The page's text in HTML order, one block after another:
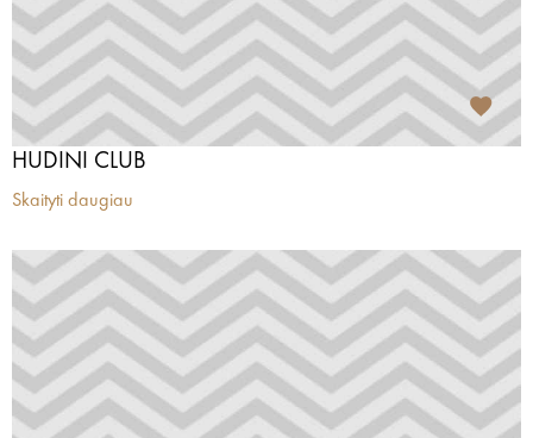
HUDINI CLUB
Skaityti daugiau